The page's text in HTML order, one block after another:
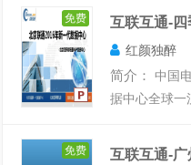
免费 互联互通-
红颜独醉
简介：
中国
据中心 全球
免费 互联互通-